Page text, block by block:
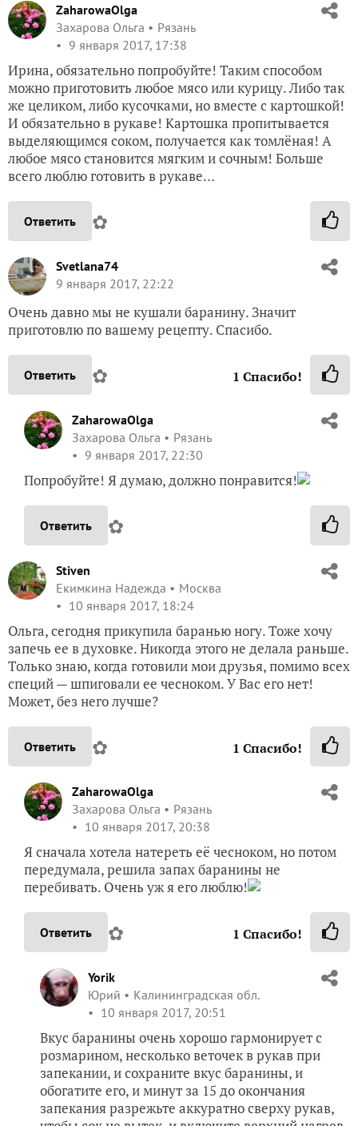
ZaharowaOlga
Захарова Ольга
Рязань
9 января 2017, 17:38
Ирина, обязательно попробуйте! Таким способом
можно приготовить любое мясо или курицу. Либо так
же целиком, либо кусочками, но вместе с картошкой!
И обязательно в рукаве! Картошка пропитывается
выделяющимся соком, получается как томлёная! А
любое мясо становится мягким и сочным! Больше
всего люблю готовить в рукаве…
Ответить ✿
Svetlana74
9 января 2017, 22:22
Очень давно мы не кушали баранину. Значит
приготовлю по вашему рецепту. Спасибо.
Ответить ✿ 1 Спасибо!
ZaharowaOlga
Захарова Ольга
Рязань
9 января 2017, 22:30
Попробуйте! Я думаю, должно понравится!
Ответить ✿
Stiven
Екимкина Надежда
Москва
10 января 2017, 18:24
Ольга, сегодня прикупила баранью ногу. Тоже хочу
запечь ее в духовке. Никогда этого не делала раньше.
Только знаю, когда готовили мои друзья, помимо всех
специй — шпиговали ее чесноком. У Вас его нет!
Может, без него лучше?
Ответить ✿ 1 Спасибо!
ZaharowaOlga
Захарова Ольга
Рязань
10 января 2017, 20:38
Я сначала хотела натереть её чесноком, но потом
передумала, решила запах баранины не
перебивать. Очень уж я его люблю!
Ответить ✿ 1 Спасибо!
Yorik
Юрий
Калининградская обл.
10 января 2017, 20:51
Вкус баранины очень хорошо гармонирует с
розмарином, несколько веточек в рукав при
запекании, и сохраните вкус баранины, и
обогатите его, и минут за 15 до окончания
запекания разрежьте аккуратно сверху рукав,